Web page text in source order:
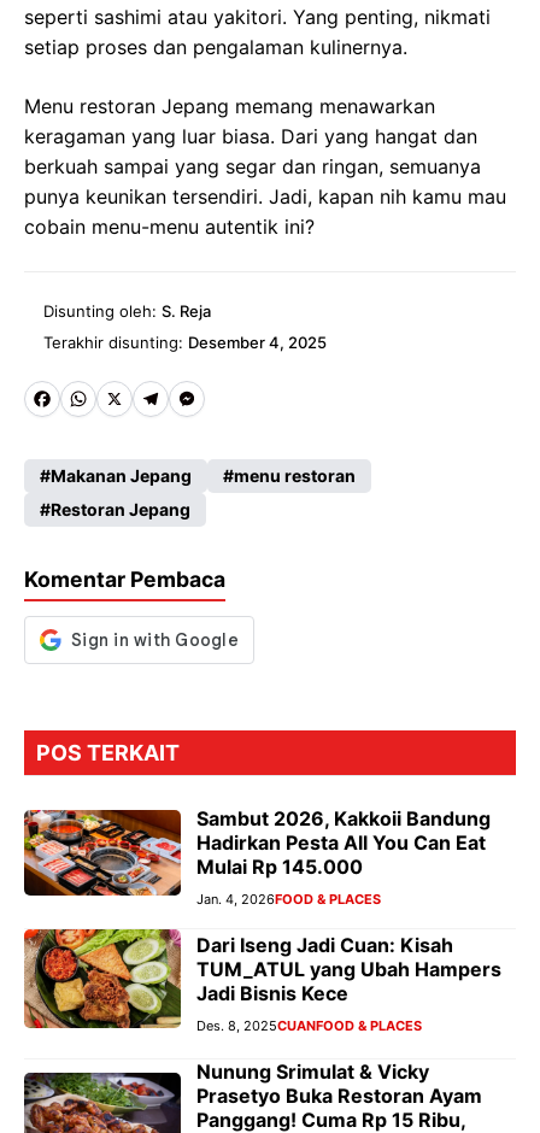
seperti sashimi atau yakitori. Yang penting, nikmati
setiap proses dan pengalaman kulinernya.
Menu restoran Jepang memang menawarkan
keragaman yang luar biasa. Dari yang hangat dan
berkuah sampai yang segar dan ringan, semuanya
punya keunikan tersendiri. Jadi, kapan nih kamu mau
cobain menu-menu autentik ini?
Disunting oleh: S. Reja
Terakhir disunting: Desember 4, 2025
Fa
b
o
k
W
ts
A
p
X
Te
gr
a
M
se
n
er
Makanan Jepang
menu restoran
Restoran Jepang
Komentar Pembaca
POS TERKAIT
Sambut 2026, Kakkoii Bandung
Hadirkan Pesta All You Can Eat
Mulai Rp 145.000
Jan. 4, 2026FOOD & PLACES
Dari Iseng Jadi Cuan: Kisah
TUM_ATUL yang Ubah Hampers
Jadi Bisnis Kece
Des. 8, 2025CUANFOOD & PLACES
Nunung Srimulat & Vicky
Prasetyo Buka Restoran Ayam
Panggang! Cuma Rp 15 Ribu,